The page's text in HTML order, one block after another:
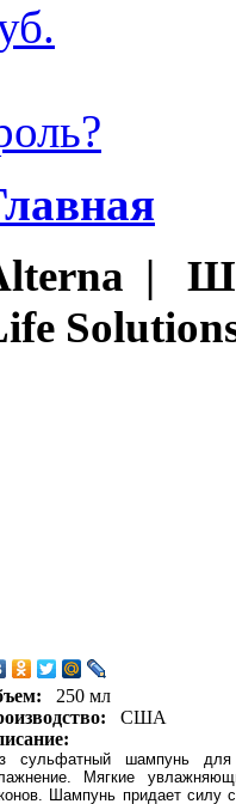
|
250 мл
США
сульфатный шампунь
Мягкие
Шампунь придает силу